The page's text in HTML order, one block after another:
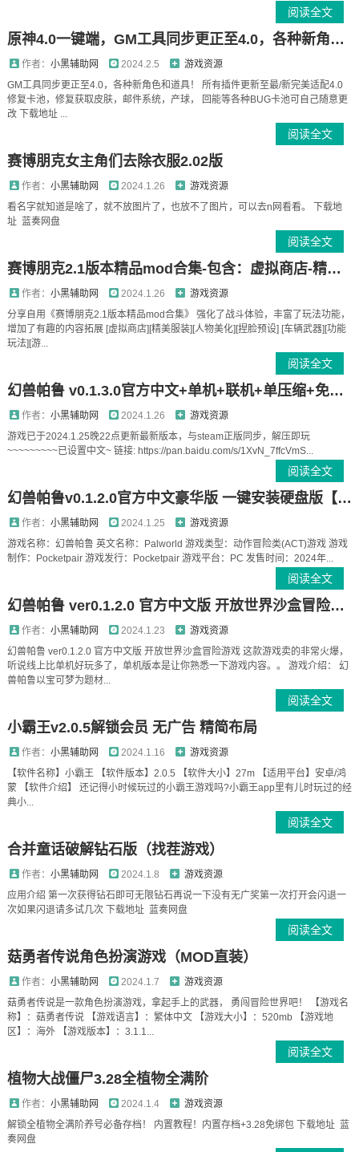
阅读全文
原神4.0一键端，GM工具同步更正至4.0，各种新角色和道具！
作者： 小黑辅助网 2024.2.5
游戏资源
GM工具同步更正至4.0，各种新角色和道具！ 所有插件更新至最/新完美适配4.0
修复卡池，修复获取皮肤，邮件系统，产球， 回能等各种BUG卡池可自己随意更
改 下载地址 ...
阅读全文
赛博朋克女主角们去除衣服2.02版
作者： 小黑辅助网 2024.1.26
游戏资源
看名字就知道是啥了，就不放图片了，也放不了图片，可以去n网看看。 下载地
址 蓝奏网盘
阅读全文
赛博朋克2.1版本精品mod合集-包含：虚拟商店-精美服装-外观美化-功能玩法-车辆-游...
作者： 小黑辅助网 2024.1.26
游戏资源
分享自用《赛博朋克2.1版本精品mod合集》 强化了战斗体验，丰富了玩法功能，
增加了有趣的内容拓展 [虚拟商店][精美服装][人物美化][捏脸预设] [车辆武器][功能
玩法][游...
阅读全文
幻兽帕鲁 v0.1.3.0官方中文+单机+联机+单压缩+免安装+解压即玩
作者： 小黑辅助网 2024.1.26
游戏资源
游戏已于2024.1.25晚22点更新最新版本，与steam正版同步，解压即玩
~~~~~~~~~已设置中文~ 链接: https://pan.baidu.com/s/1XvN_7ffcVmS...
阅读全文
幻兽帕鲁v0.1.2.0官方中文豪华版 一键安装硬盘版【百度/天翼】
作者： 小黑辅助网 2024.1.25
游戏资源
游戏名称：幻兽帕鲁 英文名称：Palworld 游戏类型：动作冒险类(ACT)游戏 游戏
制作：Pocketpair 游戏发行：Pocketpair 游戏平台：PC 发售时间：2024年...
阅读全文
幻兽帕鲁 ver0.1.2.0 官方中文版 开放世界沙盒冒险游戏 24G
作者： 小黑辅助网 2024.1.23
游戏资源
幻兽帕鲁 ver0.1.2.0 官方中文版 开放世界沙盒冒险游戏 这款游戏卖的非常火爆，
听说线上比单机好玩多了，单机版本是让你熟悉一下游戏内容。。 游戏介绍： 幻
兽帕鲁以宝可梦为题材...
阅读全文
小霸王v2.0.5解锁会员 无广告 精简布局
作者： 小黑辅助网 2024.1.16
游戏资源
【软件名称】小霸王 【软件版本】2.0.5 【软件大小】27m 【适用平台】安卓/鸿
蒙 【软件介绍】 还记得小时候玩过的小霸王游戏吗?小霸王app里有儿时玩过的经
典小...
阅读全文
合并童话破解钻石版（找茬游戏）
作者： 小黑辅助网 2024.1.8
游戏资源
应用介绍 第一次获得钻石即可无限钻石再说一下没有无广奖第一次打开会闪退一
次如果闪退请多试几次 下载地址 蓝奏网盘
阅读全文
菇勇者传说角色扮演游戏（MOD直装）
作者： 小黑辅助网 2024.1.7
游戏资源
菇勇者传说是一款角色扮演游戏，拿起手上的武器， 勇闯冒险世界吧！ 【游戏名
称】：菇勇者传说 【游戏语言】：繁体中文 【游戏大小】：520mb 【游戏地
区】：海外 【游戏版本】：3.1.1...
阅读全文
植物大战僵尸3.28全植物全满阶
作者： 小黑辅助网 2024.1.4
游戏资源
解锁全植物全满阶养号必备存档！ 内置教程！内置存档+3.28免绑包 下载地址 蓝
奏网盘